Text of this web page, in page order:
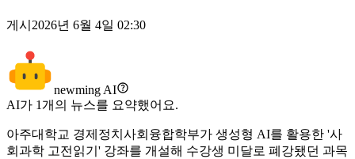
게시 2026년 6월 4일 02:30
newming AI
AI가 1개의 뉴스를 요약했어요.
아주대학교 경제정치사회융합학부가 생성형 AI를 활용한 '사
회과학 고전읽기' 강좌를 개설해 수강생 미달로 폐강됐던 과목